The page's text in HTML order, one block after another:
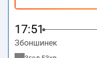
17:51
Збоншинек